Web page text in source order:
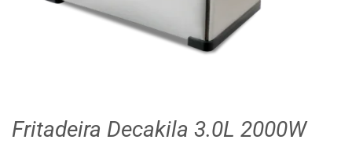
Fritadeira Decakila 3.0L 2000W